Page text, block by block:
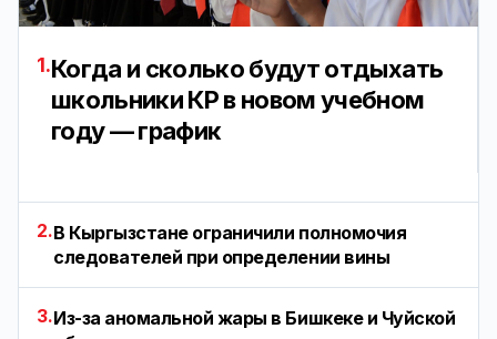
1.Когда и сколько будут отдыхать
школьники КР в новом учебном
году — график
2.В Кыргызстане ограничили полномочия
следователей при определении вины
3.Из-за аномальной жары в Бишкеке и Чуйской